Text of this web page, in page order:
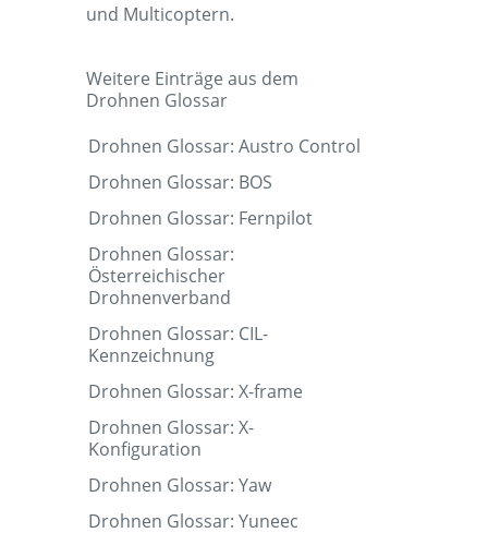
und Multicoptern.
Weitere Einträge aus dem
Drohnen Glossar
Drohnen Glossar: Austro Control
Drohnen Glossar: BOS
Drohnen Glossar: Fernpilot
Drohnen Glossar:
Österreichischer
Drohnenverband
Drohnen Glossar: CIL-
Kennzeichnung
Drohnen Glossar: X-frame
Drohnen Glossar: X-
Konfiguration
Drohnen Glossar: Yaw
Drohnen Glossar: Yuneec